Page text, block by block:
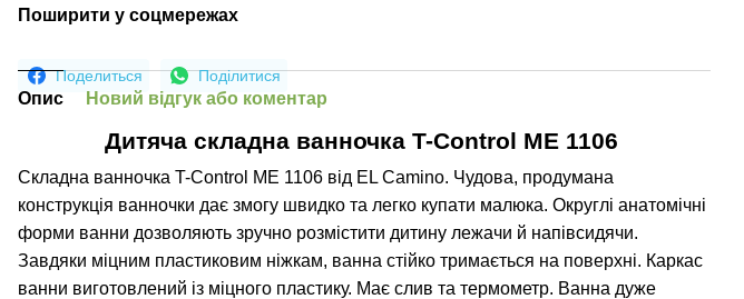
Поширити у соцмережах
Поделиться Поділитися
Опис Новий відгук або коментар
Дитяча складна ванночка T-Control ME 1106
Складна ванночка T-Control ME 1106 від EL Camino. Чудова, продумана
конструкція ванночки дає змогу швидко та легко купати малюка. Округлі анатомічні
форми ванни дозволяють зручно розмістити дитину лежачи й напівсидячи.
Завдяки міцним пластиковим ніжкам, ванна стійко тримається на поверхні. Каркас
ванни виготовлений із міцного пластику. Має слив та термометр. Ванна дуже